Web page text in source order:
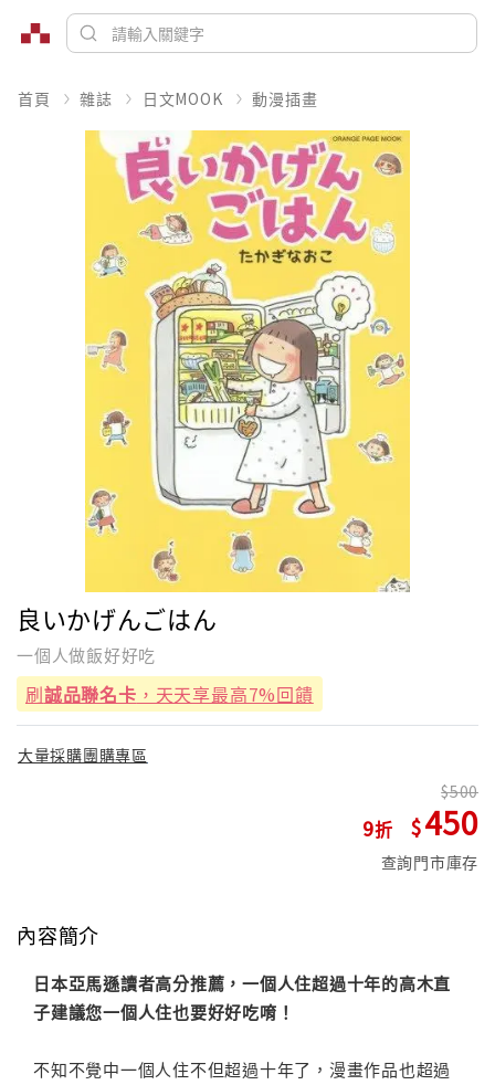
首頁 雜誌 日文MOOK 動漫插畫
良いかげんごはん
一個人做飯好好吃
刷誠品聯名卡 ，天天享最高7%回饋
大量採購團購專區
9
500
450
查詢門市庫存
內容簡介
日本亞馬遜讀者高分推薦，一個人住超過十年的高木直
子建議您一個人住也要好好吃唷！
不知不覺中一個人住不但超過十年了，漫畫作品也超過